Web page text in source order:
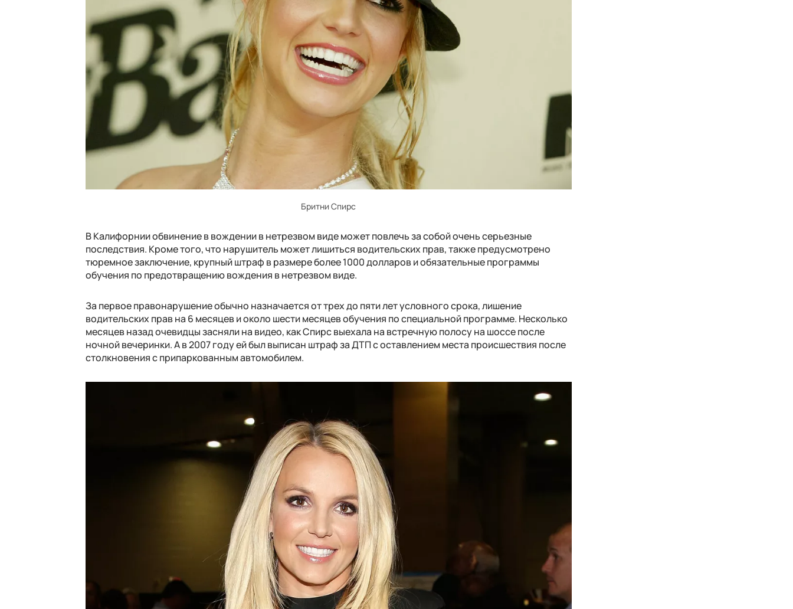
Бритни Спирс
В Калифорнии обвинение в вождении в нетрезвом виде может повлечь за собой очень серьезные
последствия. Кроме того, что нарушитель может лишиться водительских прав, также предусмотрено
тюремное заключение, крупный штраф в размере более 1000 долларов и обязательные программы
обучения по предотвращению вождения в нетрезвом виде.
За первое правонарушение обычно назначается от трех до пяти лет условного срока, лишение
водительских прав на 6 месяцев и около шести месяцев обучения по специальной программе. Несколько
месяцев назад очевидцы засняли на видео, как Спирс выехала на встречную полосу на шоссе после
ночной вечеринки. А в 2007 году ей был выписан штраф за ДТП с оставлением места происшествия после
столкновения с припаркованным автомобилем.